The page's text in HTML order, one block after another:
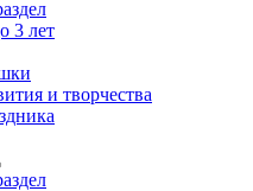
3 лет
и творчества